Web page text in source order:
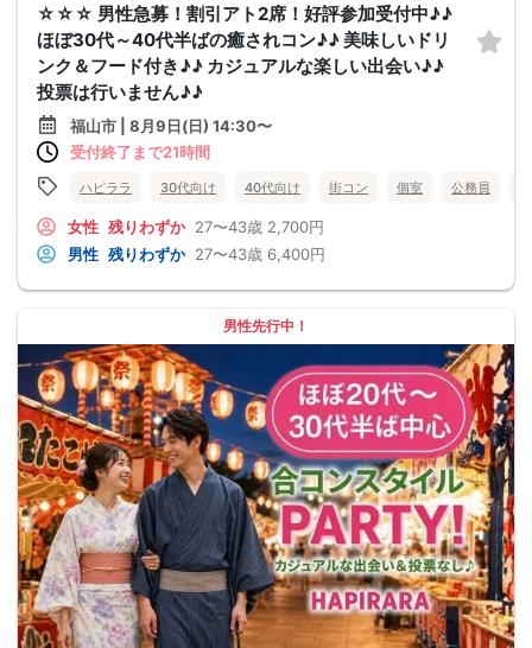
☆☆☆ 男性急募！割引アト2席！好評参加受付中♪♪
ほぼ30代～40代半ばの癒されコン♪♪ 美味しいドリ
ンク＆フード付き♪♪ カジュアルな楽しい出会い♪♪
投票は行いません♪♪
福山市 | 8月9日(日) 14:30〜
受付終了まで21時間
ハピララ 30代向け 40代向け 街コン 個室 公務員
女性 残りわずか 27〜43歳 2,700円
男性 残りわずか 27〜43歳 6,400円
男性先行中！